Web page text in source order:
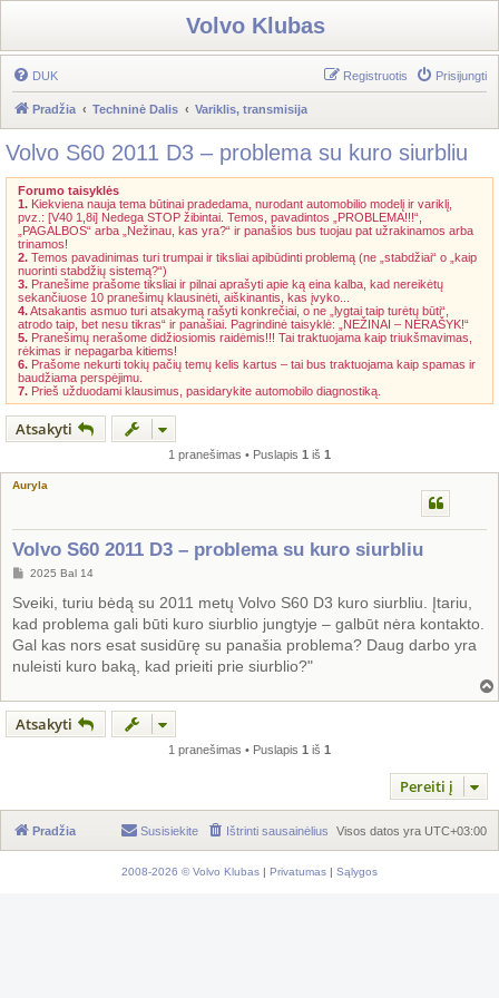
Volvo Klubas
DUK Prisijungti
Registruotis
Pradžia Techninė Dalis Variklis, transmisija
Volvo S60 2011 D3 – problema su kuro siurbliu
Forumo taisyklės
1. Kiekviena nauja tema būtinai pradedama, nurodant automobilio modelį ir variklį,
pvz.: [V40 1,8i] Nedega STOP žibintai. Temos, pavadintos „PROBLEMA!!!“,
„PAGALBOS“ arba „Nežinau, kas yra?“ ir panašios bus tuojau pat užrakinamos arba
trinamos!
2. Temos pavadinimas turi trumpai ir tiksliai apibūdinti problemą (ne „stabdžiai“ o „kaip
nuorinti stabdžių sistemą?“)
3. Pranešime prašome tiksliai ir pilnai aprašyti apie ką eina kalba, kad nereikėtų
sekančiuose 10 pranešimų klausinėti, aiškinantis, kas įvyko...
4.Atsakantis asmuo turi atsakymą rašyti konkrečiai, o ne „lygtai taip turėtų būti“,
atrodo taip, bet nesu tikras“ ir panašiai. Pagrindinė taisyklė: „NEŽINAI – NERAŠYK!“
5. Pranešimų nerašome didžiosiomis raidėmis!!! Tai traktuojama kaip triukšmavimas,
rėkimas ir nepagarba kitiems!
6. Prašome nekurti tokių pačių temų kelis kartus – tai bus traktuojama kaip spamas ir
baudžiama perspėjimu.
7. Prieš užduodami klausimus, pasidarykite automobilo diagnostiką.
Atsakyti
1 pranešimas • Puslapis 1 iš 1
Auryla
Volvo S60 2011 D3 – problema su kuro siurbliu
S
a
n
d
r
t
ė
2025 Bal 14
Sveiki, turiu bėdą su 2011 metų Volvo S60 D3 kuro siurbliu. Įtariu,
kad problema gali būti kuro siurblio jungtyje – galbūt nėra kontakto.
Gal kas nors esat susidūrę su panašia problema? Daug darbo yra
nuleisti kuro baką, kad prieiti prie siurblio?"
Atsakyti
1 pranešimas • Puslapis 1 iš 1
Pereiti į
Pradžia Visos datos yra UTC+03:00
Ištrinti sausainėlius
Susisiekite
2008-2026 © Volvo Klubas | Privatumas | Sąlygos